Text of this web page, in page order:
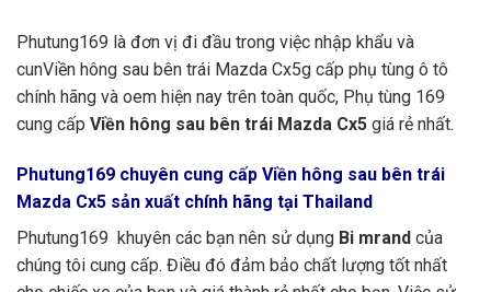
Phutung169 là đơn vị đi đầu trong việc nhập khẩu và
cunViền hông sau bên trái Mazda Cx5g cấp phụ tùng ô tô
chính hãng và oem hiện nay trên toàn quốc, Phụ tùng 169
cung cấp Viền hông sau bên trái Mazda Cx5 giá rẻ nhất.
Phutung169 chuyên cung cấp Viền hông sau bên trái
Mazda Cx5 sản xuất chính hãng tại Thailand
Phutung169 khuyên các bạn nên sử dụng Bi mrand của
chúng tôi cung cấp. Điều đó đảm bảo chất lượng tốt nhất